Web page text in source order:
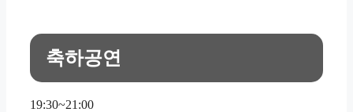
축하공연
19:30~21:00